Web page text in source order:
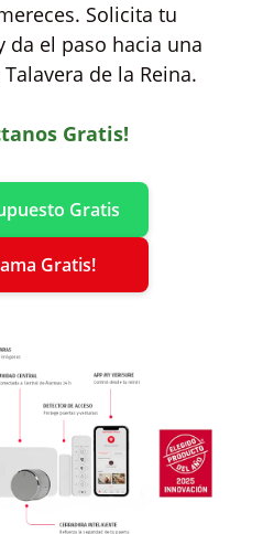
Solicita tu
da el paso hacia una
de la Reina.
Gratis!
Gratis
Gratis!